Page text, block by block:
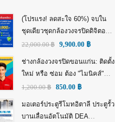
(โปรแรง! ลดสะใจ 60%) จบใน
ชุดเดียวชุดกล้องวงจรปิดดิจิตอล
IP Tiandy 4MP (คมชัดกว่า Full
22,000.00฿ 9,900.00 ฿
ช่างกล้องวงจรปิดขอนแก่น: ติดตั้ง
ใหม่ หรือ ซ่อม ต้อง "ไมนิคส์"
(MINICS)
1,200.00฿ 850.00 ฿
มอเตอร์ประตูรีโมทอิตาลี ประตูรั้ว
บานเลื่อนอัตโนมัติ DEA